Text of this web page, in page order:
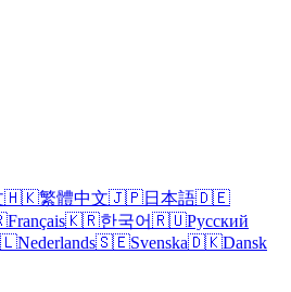
🇭🇰繁體中文🇯🇵日本語🇩🇪
Français🇰🇷한국어🇷🇺Русский
Nederlands🇸🇪Svenska🇩🇰Dansk